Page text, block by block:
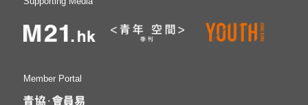
Member Portal